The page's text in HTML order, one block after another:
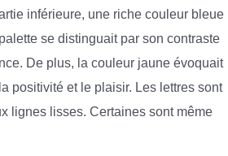
inférieure, une riche couleur bleue
se distinguait par son contraste
De plus, la couleur jaune évoquait
positivité et le plaisir. Les lettres sont
lignes lisses. Certaines sont même